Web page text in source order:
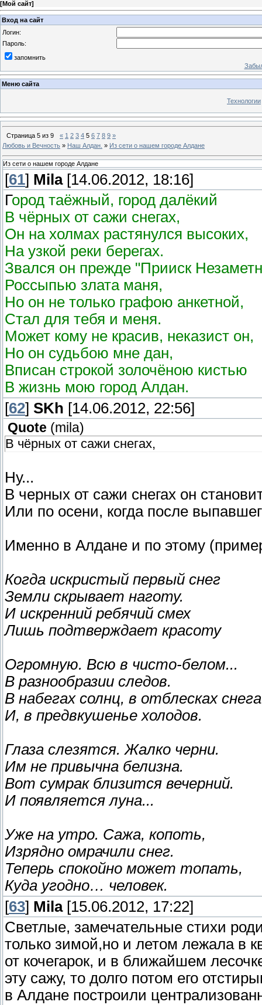
[Мой сайт]
Вход на сайт
Логин:
Пароль:
запомнить
Меню сайта
Технологии
Страница 5 из 9 « 1 2 3 4 5 6 7 8 9 »
Любовь и Вечность » Наш Алдан. » Из сети о нашем городе Алдане
Из сети о нашем городе Алдане
[61] Mila[14.06.2012, 18:16]
Город таёжный, город далёкий
В чёрных от сажи снегах,
Он на холмах растянулся высоких,
На узкой реки берегах.
Звался он прежде "Прииск
Россыпью злата маня,
Но он не только графою анкетной,
Стал для тебя и меня.
Может кому не красив, неказист он,
Но он судьбою мне дан,
Вписан строкой золочёною кистью
В жизнь мою город Алдан.
[62] SKh [14.06.2012, 22:56]
Quote (mila)
В чёрных от сажи снегах,
Ну...
В черных от сажи снегах он
Или по осени, когда после
Именно в Алдане и по этому
Когда искристый первый снег
Земли скрывает наготу.
И искренний ребячий смех
Лишь подтверждает красоту
Огромную. Всю в чисто-белом...
В разнообразии следов.
В набегах солнц, в отблесках
И, в предвкушенье холодов.
Глаза слезятся. Жалко черни.
Им не привычна белизна.
Вот сумрак близится вечерний.
И появляется луна...
Уже на утро. Сажа, копоть,
Изрядно омрачили снег.
Теперь спокойно может топать,
Куда угодно… человек.
[63] Mila[15.06.2012, 17:22]
Светлые, замечательные стихи
только зимой,но и летом лежала в
от кочегарок, и в ближайшем
эту сажу, то долго потом его
в Алдане построили